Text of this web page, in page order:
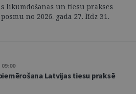
likumdošanas un tiesu prakses
no 2026. gada 27. līdz 31.
Latvijas tiesu praksē